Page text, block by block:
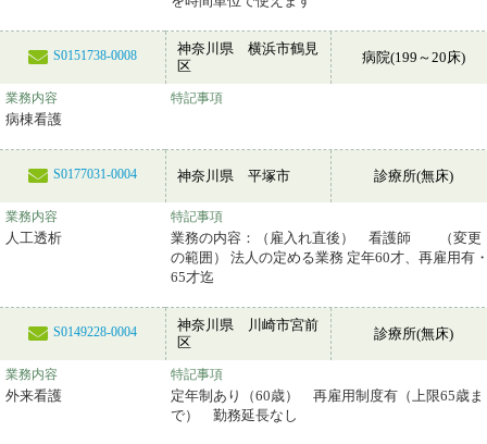
S0151738-0008
神奈川県 横浜市鶴見
区
病院(199～20床)
業務内容
病棟看護
特記事項
S0177031-0004 神奈川県 平塚市 診療所(無床)
業務内容
人工透析
特記事項
業務の内容：（雇入れ直後） 看護師 （変更
の範囲） 法人の定める業務 定年60才、再雇用有
65才迄
S0149228-0004
神奈川県 川崎市宮前
区
診療所(無床)
業務内容
外来看護
特記事項
定年制あり（60歳） 再雇用制度有（上限65歳ま
で） 勤務延長なし